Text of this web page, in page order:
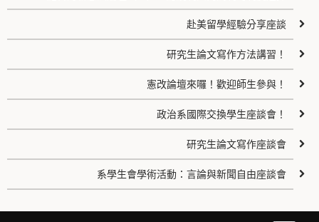
赴美留學經驗分享座談
研究生論文寫作方法講習！
憲改論壇來囉！歡迎師生參與！
政治系國際交換學生座談會！
研究生論文寫作座談會
系學生會學術活動：言論與新聞自由座談會